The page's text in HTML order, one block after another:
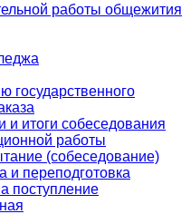
работы общежития
государственного
и итоги собеседования
работы
(собеседование)
и переподготовка
поступление